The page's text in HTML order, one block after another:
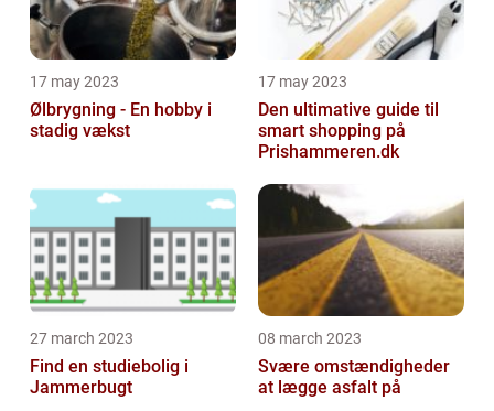
17 may 2023
Ølbrygning - En hobby i
stadig vækst
17 may 2023
Den ultimative guide til
smart shopping på
Prishammeren.dk
27 march 2023
Find en studiebolig i
Jammerbugt
08 march 2023
Svære omstændigheder
at lægge asfalt på